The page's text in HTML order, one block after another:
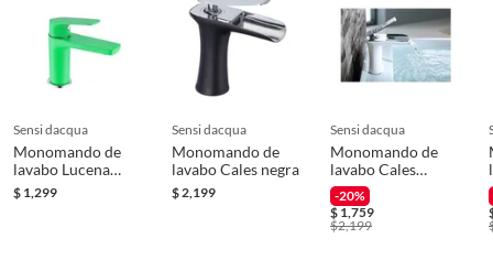
sensi dacqua
Monomando de
lavabo Lucena
verde
$ 1,299
sensi dacqua
Monomando de
lavabo Cales negra
$ 2,199
sensi dacqua
Monomando de
lavabo Cales
blanco
-20%
$1,759
$2,199